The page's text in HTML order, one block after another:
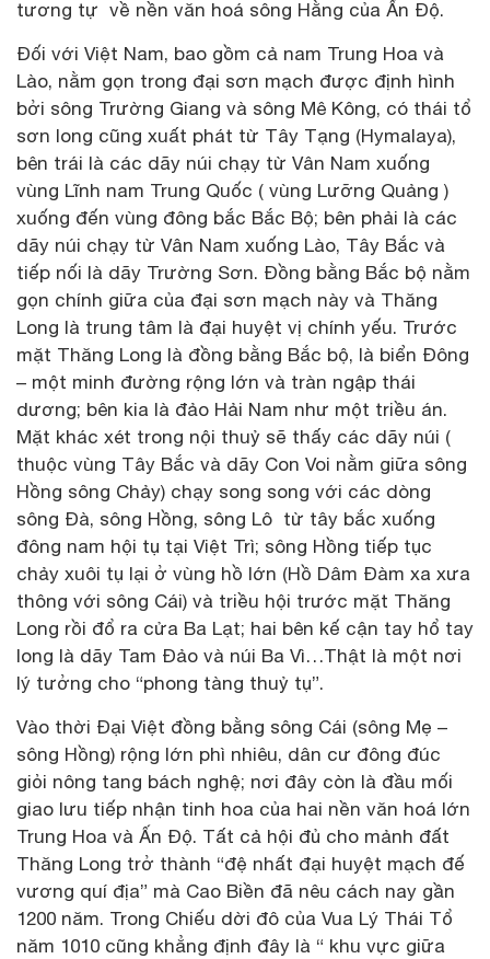
tương tự về nền văn hoá sông Hằng của Ấn Độ.
Đối với Việt Nam, bao gồm cả nam Trung Hoa và
Lào, nằm gọn trong đại sơn mạch được định hình
bởi sông Trường Giang và sông Mê Kông, có thái tổ
sơn long cũng xuất phát từ Tây Tạng (Hymalaya),
bên trái là các dãy núi chạy từ Vân Nam xuống
vùng Lĩnh nam Trung Quốc ( vùng Lưỡng Quảng )
xuống đến vùng đông bắc Bắc Bộ; bên phải là các
dãy núi chạy từ Vân Nam xuống Lào, Tây Bắc và
tiếp nối là dãy Trường Sơn. Đồng bằng Bắc bộ nằm
gọn chính giữa của đại sơn mạch này và Thăng
Long là trung tâm là đại huyệt vị chính yếu. Trước
mặt Thăng Long là đồng bằng Bắc bộ, là biển Đông
– một minh đường rộng lớn và tràn ngập thái
dương; bên kia là đảo Hải Nam như một triều án.
Mặt khác xét trong nội thuỷ sẽ thấy các dãy núi (
thuộc vùng Tây Bắc và dãy Con Voi nằm giữa sông
Hồng sông Chảy) chạy song song với các dòng
sông Đà, sông Hồng, sông Lô từ tây bắc xuống
đông nam hội tụ tại Việt Trì; sông Hồng tiếp tục
chảy xuôi tụ lại ở vùng hồ lớn (Hồ Dâm Đàm xa xưa
thông với sông Cái) và triều hội trước mặt Thăng
Long rồi đổ ra cửa Ba Lạt; hai bên kế cận tay hổ tay
long là dãy Tam Đảo và núi Ba Vì…Thật là một nơi
lý tưởng cho “phong tàng thuỷ tụ”.
Vào thời Đại Việt đồng bằng sông Cái (sông Mẹ –
sông Hồng) rộng lớn phì nhiêu, dân cư đông đúc
giỏi nông tang bách nghệ; nơi đây còn là đầu mối
giao lưu tiếp nhận tinh hoa của hai nền văn hoá lớn
Trung Hoa và Ấn Độ. Tất cả hội đủ cho mảnh đất
Thăng Long trở thành “đệ nhất đại huyệt mạch đế
vương quí địa” mà Cao Biền đã nêu cách nay gần
1200 năm. Trong Chiếu dời đô của Vua Lý Thái Tổ
năm 1010 cũng khẳng định đây là “ khu vực giữa